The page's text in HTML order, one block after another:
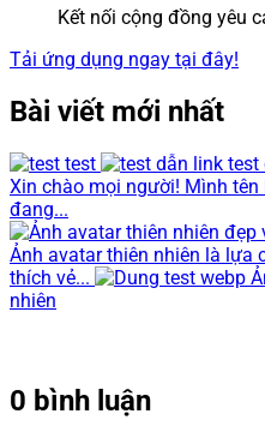
Kết nối cộng đồng yêu
Tải ứng dụng ngay tại đây!
Bài viết mới nhất
test
test
Xin chào mọi người! Mình tên
đang...
Ảnh avatar thiên nhiên là lựa
thích vẻ...
nhiên
0 bình luận